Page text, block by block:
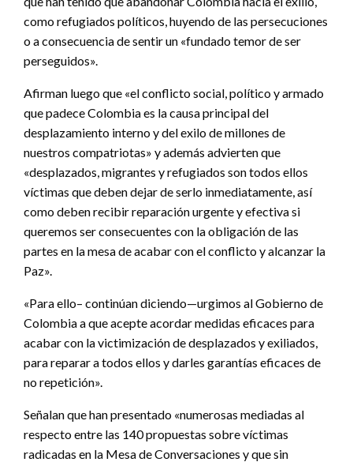
como refugiados políticos, huyendo de las persecuciones
o a consecuencia de sentir un «fundado temor de ser
perseguidos».
Afirman luego que «el conflicto social, político y armado
que padece Colombia es la causa principal del
desplazamiento interno y del exilo de millones de
nuestros compatriotas» y además advierten que
«desplazados, migrantes y refugiados son todos ellos
víctimas que deben dejar de serlo inmediatamente, así
como deben recibir reparación urgente y efectiva si
queremos ser consecuentes con la obligación de las
partes en la mesa de acabar con el conflicto y alcanzar la
Paz».
«Para ello– continúan diciendo—urgimos al Gobierno de
Colombia a que acepte acordar medidas eficaces para
acabar con la victimización de desplazados y exiliados,
para reparar a todos ellos y darles garantías eficaces de
no repetición».
Señalan que han presentado «numerosas mediadas al
respecto entre las 140 propuestas sobre víctimas
radicadas en la Mesa de Conversaciones y que sin